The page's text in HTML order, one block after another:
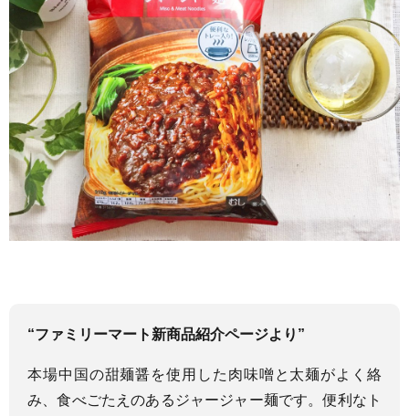
“ファミリーマート新商品紹介ページより”
本場中国の甜麺醤を使用した肉味噌と太麺がよく絡
み、食べごたえのあるジャージャー麺です。便利なト